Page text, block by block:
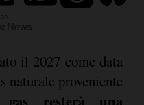
il 2027 come data
naturale proveniente
resterà una